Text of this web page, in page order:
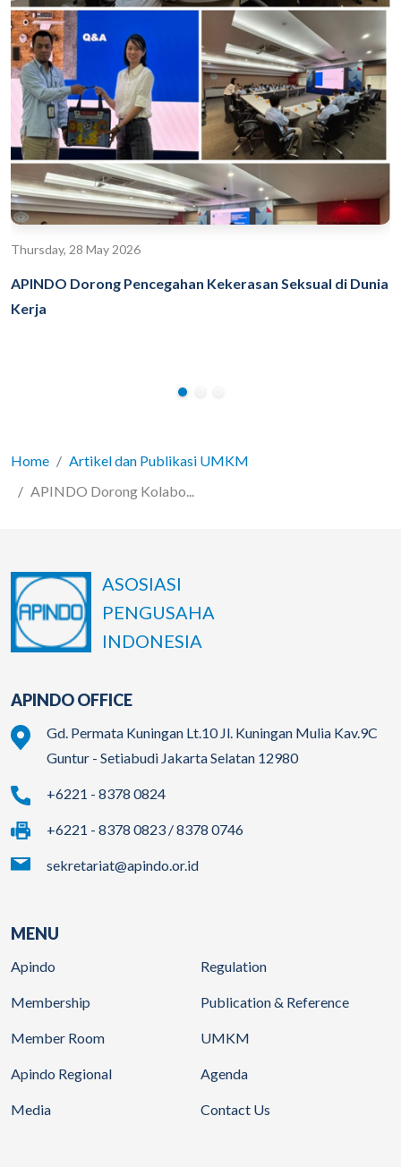
Thursday, 28 May 2026
APINDO Dorong Pencegahan Kekerasan Seksual di Dunia
Kerja
Home
Artikel dan Publikasi UMKM
APINDO Dorong Kolabo...
ASOSIASI
PENGUSAHA
INDONESIA
APINDO OFFICE
Gd. Permata Kuningan Lt.10 Jl. Kuningan Mulia Kav.9C
Guntur - Setiabudi Jakarta Selatan 12980
+6221 - 8378 0824
+6221 - 8378 0823 / 8378 0746
sekretariat@apindo.or.id
MENU
Apindo
Membership
Member Room
Apindo Regional
Media
Regulation
Publication & Reference
UMKM
Agenda
Contact Us